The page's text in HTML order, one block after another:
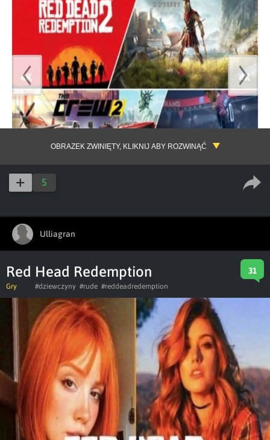
OBRAZEK ZWINIĘTY, KLIKNIJ ABY ROZWINĄĆ
5
Ulliagran
Red Head Redemption 31
Gry #dziewczyny #rude #reddeadredemption